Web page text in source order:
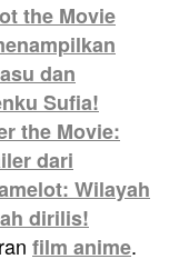
the Movie
dan
Sufia!
the Movie:
dari
Wilayah
dirilis!
film anime.